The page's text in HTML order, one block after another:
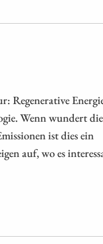
Regenerative
Wenn wundert
ist dies ein
auf, wo es